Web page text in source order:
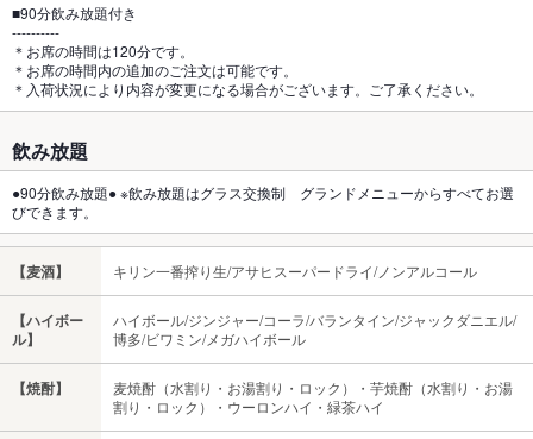
■90分飲み放題付き
----------
＊お席の時間は120分です。
＊お席の時間内の追加のご注文は可能です。
＊入荷状況により内容が変更になる場合がございます。ご了承ください。
飲み放題
●90分飲み放題● ※飲み放題はグラス交換制 グランドメニューからすべてお選
びできます。
【麦酒】 キリン一番搾り生/アサヒスーパードライ/ノンアルコール
【ハイボー
ル】
ハイボール/ジンジャー/コーラ/バランタイン/ジャックダニエル/
博多/ビワミン/メガハイボール
【焼酎】
麦焼酎（水割り・お湯割り・ロック）・芋焼酎（水割り・お湯
割り・ロック）・ウーロンハイ・緑茶ハイ